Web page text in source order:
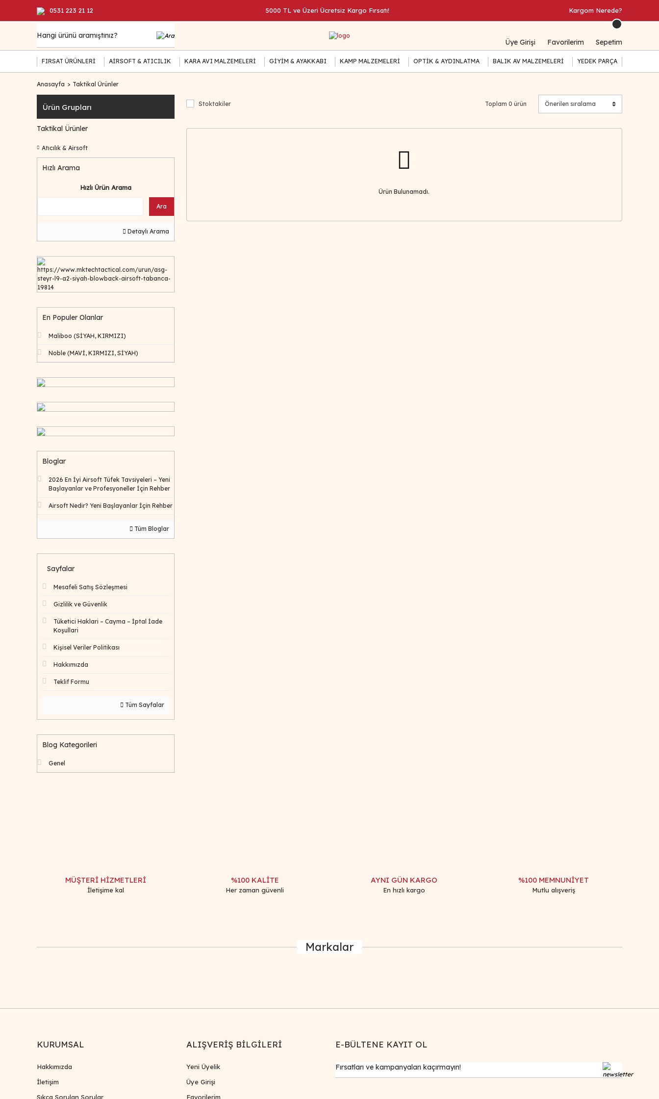
0531 223 21 12 5000 TL ve Üzeri Ücretsiz Kargo Fırsatı! Kargom Nerede?
Üye Girişi Favorilerim Sepetim
FIRSAT ÜRÜNLERİ AİRSOFT & ATICILIK KARA AVI MALZEMELERİ GİYİM & AYAKKABI KAMP MALZEMELERİ OPTİK & AYDINLATMA BALIK AV MALZEMELERİ YEDEK PARÇA
Anasayfa Taktikal Ürünler
Ürün Grupları
Taktikal Ürünler
Atıcılık & Airsoft
Hızlı Arama
Hızlı Ürün Arama
Ara
Detaylı Arama
https://www.mktechtactical.com/urun/asg-
steyr-l9-a2-siyah-blowback-airsoft-tabanca-
19814
En Populer Olanlar
Maliboo (SİYAH, KIRMIZI)
Noble (MAVİ, KIRMIZI, SİYAH)
Bloglar
2026 En İyi Airsoft Tüfek Tavsiyeleri – Yeni
Başlayanlar ve Profesyoneller İçin Rehber
Airsoft Nedir? Yeni Başlayanlar İçin Rehber
Tüm Bloglar
Sayfalar
Mesafeli Satış Sözleşmesi
Gizlilik ve Güvenlik
Tüketici Haklari – Cayma – İptal İade
Koşullari
Kişisel Veriler Politikası
Hakkımızda
Teklif Formu
Tüm Sayfalar
Blog Kategorileri
Genel
Stoktakiler Toplam 0 ürün
Ürün Bulunamadı.
MÜŞTERİ HİZMETLERİ
İletişime kal
%100 KALİTE
Her zaman güvenli
AYNI GÜN KARGO
En hızlı kargo
%100 MEMNUNİYET
Mutlu alışveriş
Markalar
KURUMSAL
Hakkımızda
İletişim
Sıkça Sorulan Sorular
ALIŞVERİŞ BİLGİLERİ
Yeni Üyelik
Üye Girişi
Favorilerim
E-BÜLTENE KAYIT OL